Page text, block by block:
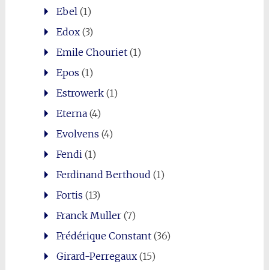
Ebel(1)
Edox(3)
Emile Chouriet(1)
Epos (1)
Estrowerk(1)
Eterna(4)
Evolvens (4)
Fendi(1)
Ferdinand Berthoud (1)
Fortis (13)
Franck Muller(7)
Frédérique Constant(36)
Girard-Perregaux(15)